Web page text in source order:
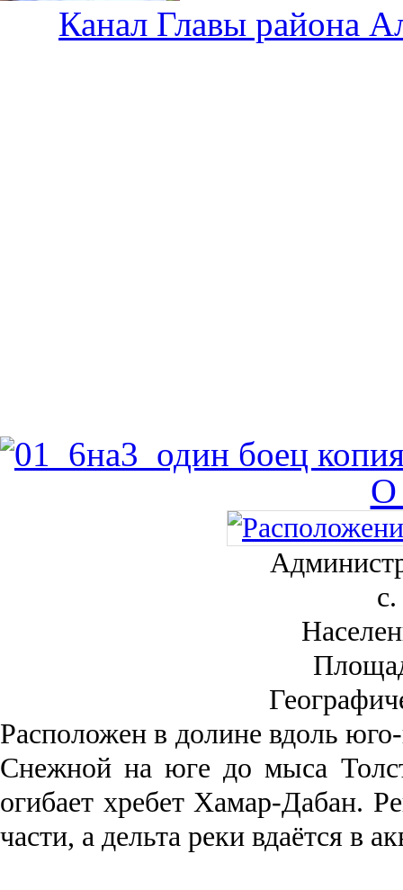
Канал Главы района
О
Рас­положен в долине вдоль
Снежной на юге до мыса
огибает хребет Хамар-Дабан.
части, а дельта реки вда­ётся в